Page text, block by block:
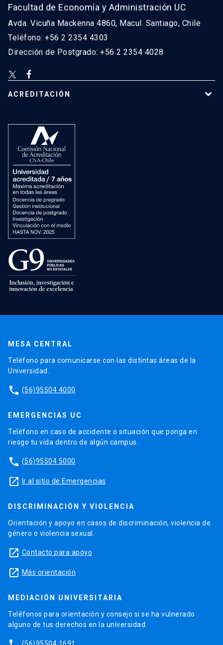
Facultad de Economía y Administración UC
Avda. Vicuña Mackenna 4860, Macul. Santiago, Chile
Teléfono: +56 2 2354 4303
Dirección de Postgrado: +56 2 2354 4028
ACREDITACIÓN
MESA CENTRAL
Teléfono para comunicarse con las distintas áreas de la
Universidad.
phone (56)95504 4000
EMERGENCIAS UC
Teléfono en caso de accidente o situación que ponga en
riesgo tu vida dentro de algún campus.
phone (56)95504 5000
launch Ir al sitio de Emergencias
DISCRIMINACIÓN Y VIOLENCIA
Orientación y apoyo en casos de discriminación, violencia de
género o violencia sexual.
launch Contacto para apoyo
launch Más orientación
MEDIACIÓN UNIVERSITARIA
Teléfonos para orientación y consejo si se ha vulnerado
alguno de tus derechos en la universidad.
(56)95504 1691